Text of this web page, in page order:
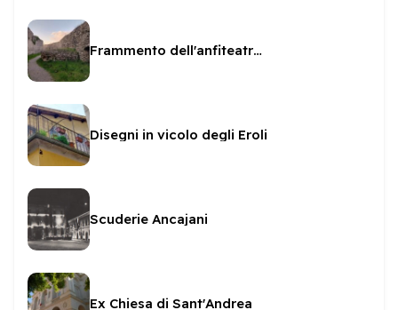
Frammento dell'anfiteatro caduto nel vicolo
Disegni in vicolo degli Eroli
Scuderie Ancajani
Ex Chiesa di Sant'Andrea